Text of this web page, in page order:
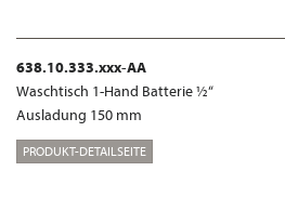
638.10.333.xxx-AA
Waschtisch 1-Hand Batterie ½“
Ausladung 150 mm
PRODUKT-DETAILSEITE